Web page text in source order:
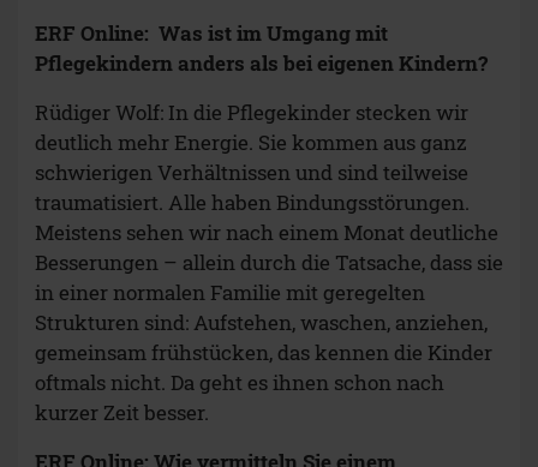
ERF Online: Was ist im Umgang mit
Pflegekindern anders als bei eigenen Kindern?
Rüdiger Wolf: In die Pflegekinder stecken wir
deutlich mehr Energie. Sie kommen aus ganz
schwierigen Verhältnissen und sind teilweise
traumatisiert. Alle haben Bindungsstörungen.
Meistens sehen wir nach einem Monat deutliche
Besserungen – allein durch die Tatsache, dass sie
in einer normalen Familie mit geregelten
Strukturen sind: Aufstehen, waschen, anziehen,
gemeinsam frühstücken, das kennen die Kinder
oftmals nicht. Da geht es ihnen schon nach
kurzer Zeit besser.